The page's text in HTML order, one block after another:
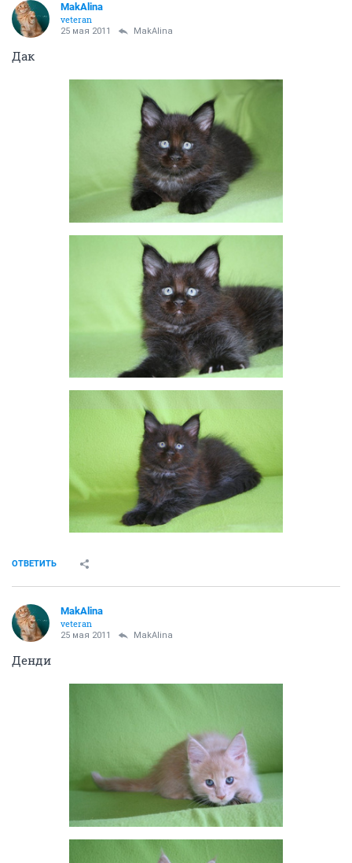
MakAlina
veteran
25 мая 2011 MakAlina
Дак
ОТВЕТИТЬ
MakAlina
veteran
25 мая 2011 MakAlina
Денди